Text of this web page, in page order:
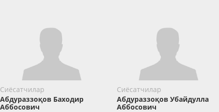
Сиёсатчилар
Абдураззоқов Баходир
Аббосович
Сиёсатчилар
Абдураззоқов Убайдулла
Аббосович